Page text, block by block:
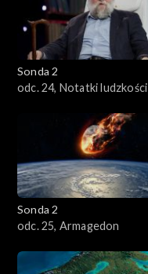
Sonda 2
odc. 24, Notatki ludzkości
Sonda 2
odc. 25, Armagedon